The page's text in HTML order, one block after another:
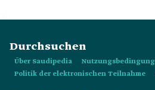
Durchsuchen
Über Saudipedia
Politik der elektronischen Teilnahme